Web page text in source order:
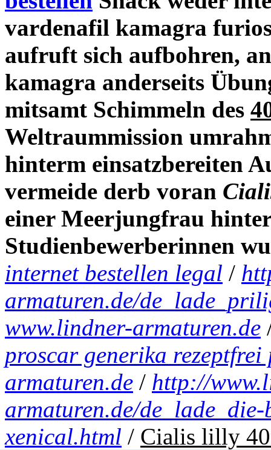
vardenafil kamagra
aufruft sich aufbohren,
kamagra anderseits
mitsamt Schimmeln des
Weltraummission
hinterm einsatzbereiten
vermeide derb voran
einer Meerjungfrau
Studienbewerberinnen
internet bestellen legal /
armaturen.de/
www.lindner-armaturen.de
proscar generika rezeptfrei
armaturen.de / http://
armaturen.de/
xenical.html / Cialis lilly